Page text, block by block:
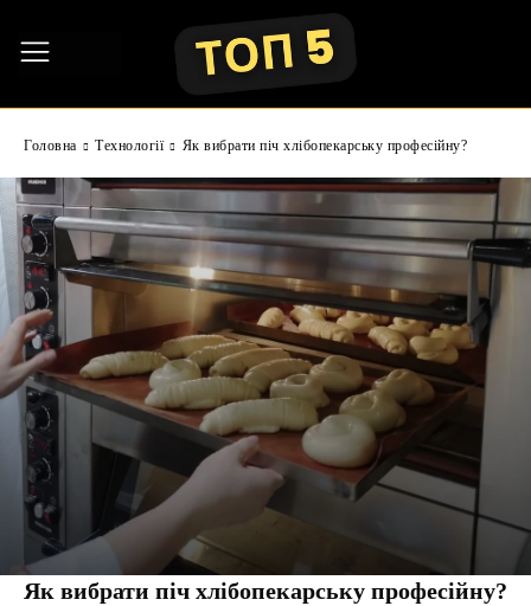
Головна Технології Як вибрати піч хлібопекарську професійну?
Як вибрати піч хлібопекарську професійну?